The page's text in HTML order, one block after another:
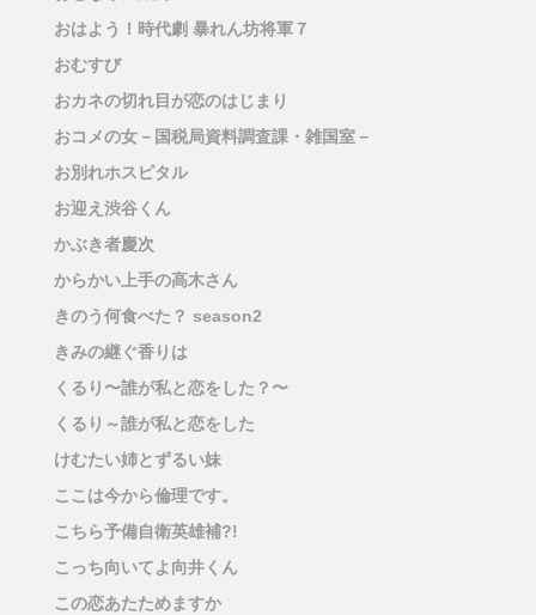
おはよう！時代劇 暴れん坊将軍７
おむすび
おカネの切れ目が恋のはじまり
おコメの女－国税局資料調査課・雑国室－
お別れホスピタル
お迎え渋谷くん
かぶき者慶次
からかい上手の高木さん
きのう何食べた？ season2
きみの継ぐ香りは
くるり〜誰が私と恋をした？〜
くるり～誰が私と恋をした
けむたい姉とずるい妹
ここは今から倫理です。
こちら予備自衛英雄補?!
こっち向いてよ向井くん
この恋あたためますか